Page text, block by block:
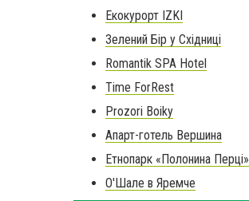
Екокурорт IZKI
Зелений Бір у Східниці
Romantik SPA Hotel
Time ForRest
Prozori Boiky
Апарт-готель Вершина
Етнопарк «Полонина Перці»
О'Шале в Яремче